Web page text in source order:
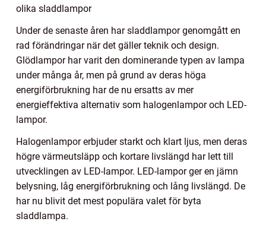
olika sladdlampor
Under de senaste åren har sladdlampor genomgått en
rad förändringar när det gäller teknik och design.
Glödlampor har varit den dominerande typen av lampa
under många år, men på grund av deras höga
energiförbrukning har de nu ersatts av mer
energieffektiva alternativ som halogenlampor och LED-
lampor.
Halogenlampor erbjuder starkt och klart ljus, men deras
högre värmeutsläpp och kortare livslängd har lett till
utvecklingen av LED-lampor. LED-lampor ger en jämn
belysning, låg energiförbrukning och lång livslängd. De
har nu blivit det mest populära valet för byta
sladdlampa.